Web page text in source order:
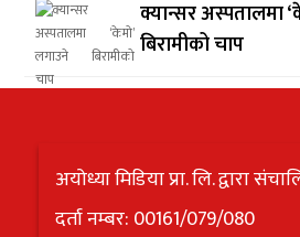
क्यान्सर अस्पतालमा
बिरामीको चाप
अयोध्या मिडिया प्रा. लि. द्वारा
दर्ता नम्बर: 00161/079/080